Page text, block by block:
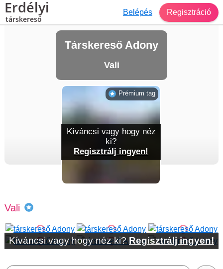
Erdélyi
társkereső
Belépés Regisztráció
Társkereső Adony
Vali
Vali
Kíváncsi vagy hogy néz ki?Regisztrálj ingyen!
Kíváncsi vagy hogy néz
ki?
Regisztrálj ingyen!
Prémium tag